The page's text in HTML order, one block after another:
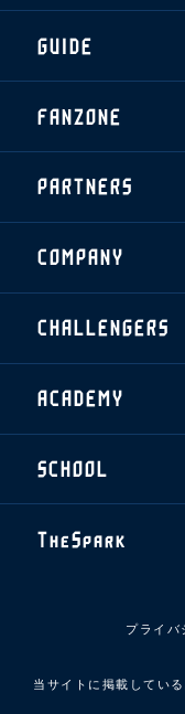
ホームイベント情報
・前売・当日チケッ
・発売日
・優待チケット
シーズンシート
・法人シーズンシー
GUIDE
スタジアムアクセス
スタジアムルール
クラブプロパティ
運営サポートスタッフ
FANZONE
ファンクラブ
グッズ
ザスパタイムズ
クラブアンバサダー
PARTNERS
アシストパートナー
ザスパ応援店紹介
ホームタウン活動
ふるさと納税
COMPANY
拠点一覧
フィロソフィー
クラブについて（エ
CHALLENGERS
ACADEMY
U-18
U-15
U-12
SCHOOL
スタッフ
TheSpark
アクセス
プライバ
当サイトに掲載してい